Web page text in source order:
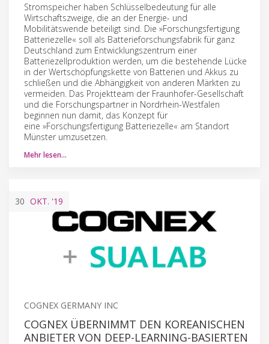
Stromspeicher haben Schlüsselbedeutung für alle
Wirtschaftszweige, die an der Energie- und
Mobilitätswende beteiligt sind. Die »Forschungsfertigung
Batteriezelle« soll als Batterieforschungsfabrik für ganz
Deutschland zum Entwicklungszentrum einer
Batteriezellproduktion werden, um die bestehende Lücke
in der Wertschöpfungskette von Batterien und Akkus zu
schließen und die Abhängigkeit von anderen Märkten zu
vermeiden. Das Projektteam der Fraunhofer-Gesellschaft
und die Forschungspartner in Nordrhein-Westfalen
beginnen nun damit, das Konzept für
eine »Forschungsfertigung Batteriezelle« am Standort
Münster umzusetzen.
Mehr lesen…
30 OKT. '19
COGNEX GERMANY INC
COGNEX ÜBERNIMMT DEN KOREANISCHEN
ANBIETER VON DEEP-LEARNING-BASIERTEN